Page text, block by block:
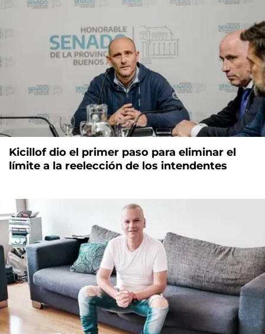
Kicillof dio el primer paso para eliminar el
límite a la reelección de los intendentes